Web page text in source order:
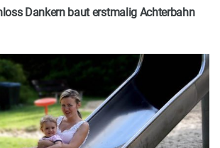
Dankern baut erstmalig Achterbahn